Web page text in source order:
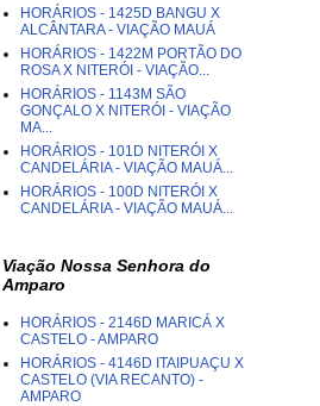
HORÁRIOS - 1425D BANGU X
ALCÂNTARA - VIAÇÃO MAUÁ
HORÁRIOS - 1422M PORTÃO DO
ROSA X NITERÓI - VIAÇÃO...
HORÁRIOS - 1143M SÃO
GONÇALO X NITERÓI - VIAÇÃO
MA...
HORÁRIOS - 101D NITERÓI X
CANDELÁRIA - VIAÇÃO MAUÁ...
HORÁRIOS - 100D NITERÓI X
CANDELÁRIA - VIAÇÃO MAUÁ...
Viação Nossa Senhora do
Amparo
HORÁRIOS - 2146D MARICÁ X
CASTELO - AMPARO
HORÁRIOS - 4146D ITAIPUAÇU X
CASTELO (VIA RECANTO) -
AMPARO